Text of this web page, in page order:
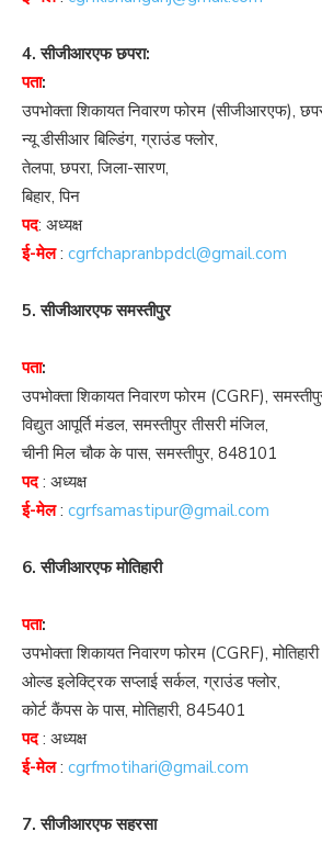
4. सीजीआरएफ छपरा:
पता:
उपभोक्ता शिकायत निवारण फोरम (सीजीआरएफ),
न्यू डीसीआर बिल्डिंग, ग्राउंड फ्लोर,
तेलपा, छपरा, जिला-सारण,
बिहार, पिन
पद: अध्यक्ष
ई-मेल: cgrfchapranbpdcl@gmail.com
5. सीजीआरएफ समस्तीपुर
पता:
उपभोक्ता शिकायत निवारण फोरम (CGRF),
विद्युत आपूर्ति मंडल, समस्तीपुर तीसरी मंजिल,
चीनी मिल चौक के पास, समस्तीपुर, 848101
पद: अध्यक्ष
ई-मेल : cgrfsamastipur@gmail.com
6. सीजीआरएफ मोतिहारी
पता:
उपभोक्ता शिकायत निवारण फोरम (CGRF), मोतिहारी
ओल्ड इलेक्ट्रिक सप्लाई सर्कल, ग्राउंड फ्लोर,
कोर्ट कैंपस के पास, मोतिहारी, 845401
पद: अध्यक्ष
ई-मेल: cgrfmotihari@gmail.com
7. सीजीआरएफ सहरसा